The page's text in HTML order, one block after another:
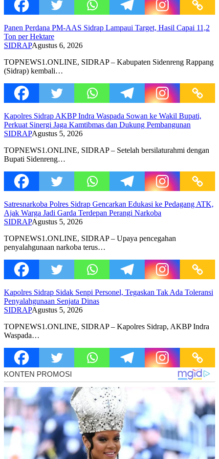
Panen Perdana PM-AAS Sidrap Lampaui Target, Hasil Capai 11,2
Ton per Hektare
SIDRAPAgustus 6, 2026
TOPNEWS1.ONLINE, SIDRAP – Kabupaten Sidenreng Rappang
(Sidrap) kembali…
Kapolres Sidrap AKBP Indra Waspada Sowan ke Wakil Bupati,
Perkuat Sinergi Jaga Kamtibmas dan Dukung Pembangunan
SIDRAPAgustus 5, 2026
TOPNEWS1.ONLINE, SIDRAP – Setelah bersilaturahmi dengan
Bupati Sidenreng…
Satresnarkoba Polres Sidrap Gencarkan Edukasi ke Pedagang ATK,
Ajak Warga Jadi Garda Terdepan Perangi Narkoba
SIDRAPAgustus 5, 2026
TOPNEWS1.ONLINE, SIDRAP – Upaya pencegahan
penyalahgunaan narkoba terus…
Kapolres Sidrap Sidak Senpi Personel, Tegaskan Tak Ada Toleransi
Penyalahgunaan Senjata Dinas
SIDRAPAgustus 5, 2026
TOPNEWS1.ONLINE, SIDRAP – Kapolres Sidrap, AKBP Indra
Waspada…